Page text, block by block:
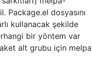
Package.el dosyasını
kullanacak şekilde
bir yöntem var
alt grubu için melpa